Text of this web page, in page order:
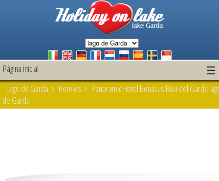
Página inicial ☰
Lago de Garda > Hoteles > Panoramic Hotel Benacus Riva del Garda
de Garda